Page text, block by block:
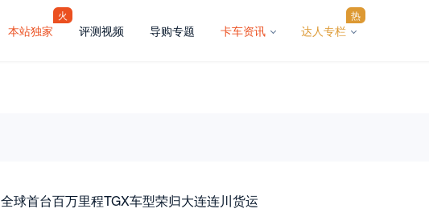
本站独家
火
评测视频 导购专题 卡车资讯 达人专栏
热
全球首台百万里程TGX车型荣归大连连川货运